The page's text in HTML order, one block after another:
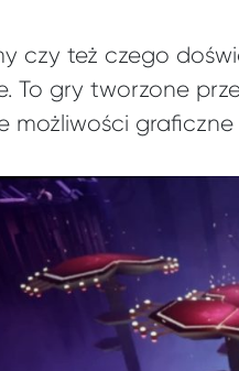
czy też czego
To gry tworzone
możliwości